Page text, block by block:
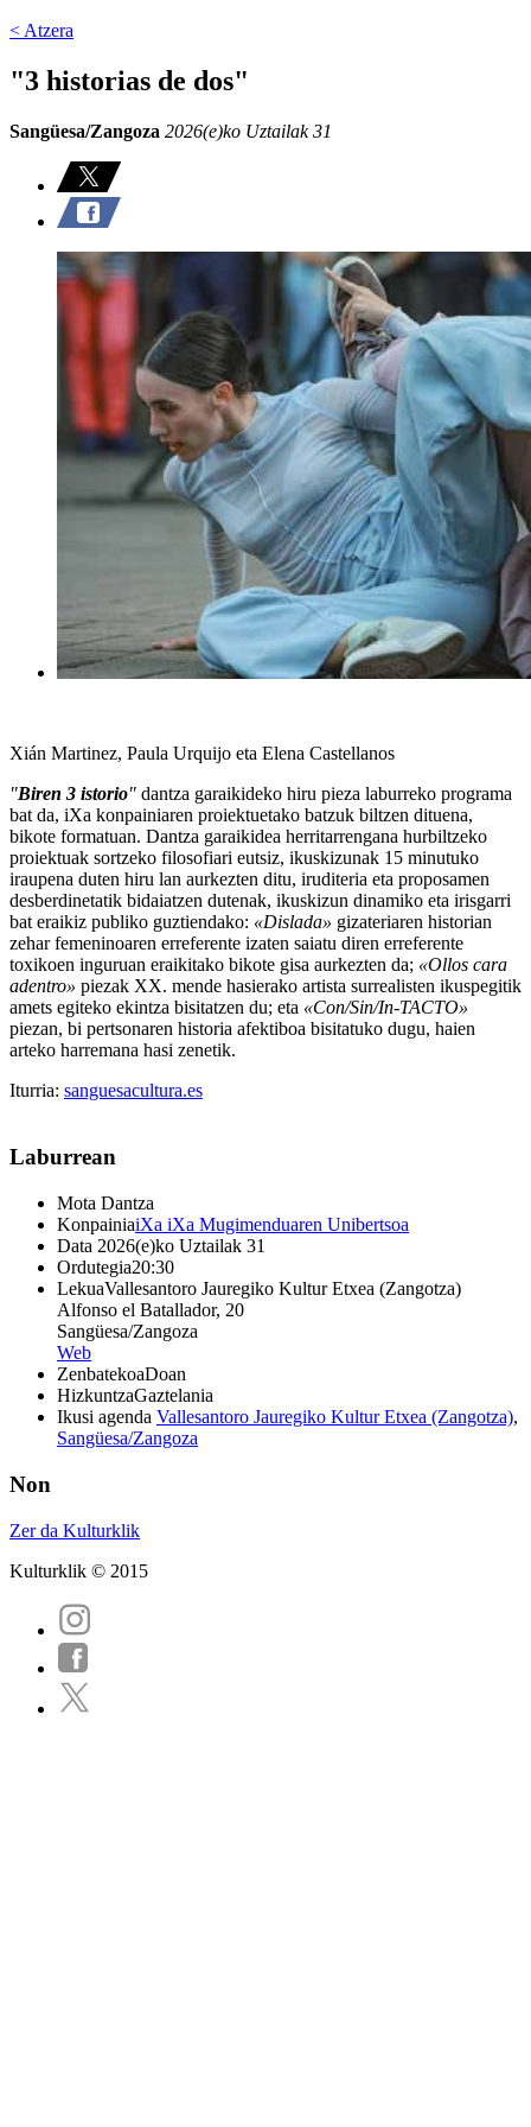
< Atzera
"3 historias de dos"
Sangüesa/Zangoza 2026(e)ko Uztailak 31
Xián Martinez, Paula Urquijo eta Elena Castellanos
"Biren 3 istorio" dantza garaikideko hiru pieza laburreko programa
bat da, iXa konpainiaren proiektuetako batzuk biltzen dituena,
bikote formatuan. Dantza garaikidea herritarrengana hurbiltzeko
proiektuak sortzeko filosofiari eutsiz, ikuskizunak 15 minutuko
iraupena duten hiru lan aurkezten ditu, iruditeria eta proposamen
desberdinetatik bidaiatzen dutenak, ikuskizun dinamiko eta irisgarri
bat eraikiz publiko guztiendako: «Dislada» gizateriaren historian
zehar femeninoaren erreferente izaten saiatu diren erreferente
toxikoen inguruan eraikitako bikote gisa aurkezten da; «Ollos cara
adentro» piezak XX. mende hasierako artista surrealisten ikuspegitik
amets egiteko ekintza bisitatzen du; eta «Con/Sin/In-TACTO»
piezan, bi pertsonaren historia afektiboa bisitatuko dugu, haien
arteko harremana hasi zenetik.
Iturria: sanguesacultura.es
Laburrean
Mota Dantza
KonpainiaiXa iXa Mugimenduaren Unibertsoa
Data 2026(e)ko Uztailak 31
Ordutegia20:30
LekuaVallesantoro Jauregiko Kultur Etxea (Zangotza)
Alfonso el Batallador, 20
Sangüesa/Zangoza
Web
ZenbatekoaDoan
HizkuntzaGaztelania
Ikusi agenda Vallesantoro Jauregiko Kultur Etxea (Zangotza),
Sangüesa/Zangoza
Non
Zer da Kulturklik
Kulturklik © 2015